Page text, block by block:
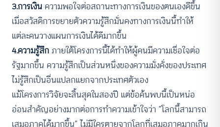
3.การเงิน ความพอใจต่อสถานะทางการเงินของตนเองดีขึ้น
เมื่อสวัสดิการขยายตัวความรู้สึกมั่นคงทางการเงินนี้ทำให้
แต่ละคนวางแผนการเงินได้ดีมากขึ้น
4.ความรู้สึกภายใต้โครงการนี้ได้ทำให้ผู้คนมีความเชื่อใจต่อ
รัฐมากขึ้น ความรู้สึกเป็นส่วนหนึ่งของความมั่งคั่งของประเทศ
ไม่รู้สึกเป็นอื่นแปลกแยกจากประเทศตัวเอง
แม้โครงการวิจัยจะสิ้นสุดในสองปี แต่ข้อค้นพบนี้เป็นหน่อ
อ่อนสำคัญอย่างมากต่อการทำความเข้าใจว่า “โลกนี้สามารถ
เสมอภาคได้มากขึ้น” ไม่มีใครตายจากโลกที่เสมอภาคมากเกิน